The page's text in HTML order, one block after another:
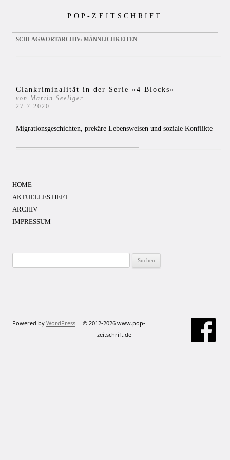
POP-ZEITSCHRIFT
SCHLAGWORTARCHIV: MÄNNLICHKEITEN
Clankriminalität in der Serie »4 Blocks«
von Martin Seeliger
27.7.2020
Migrationsgeschichten, prekäre Lebensweisen und soziale Konflikte
HOME
AKTUELLES HEFT
ARCHIV
IMPRESSUM
nach:
Powered by WordPress
© 2012-2026 www.pop-
zeitschrift.de